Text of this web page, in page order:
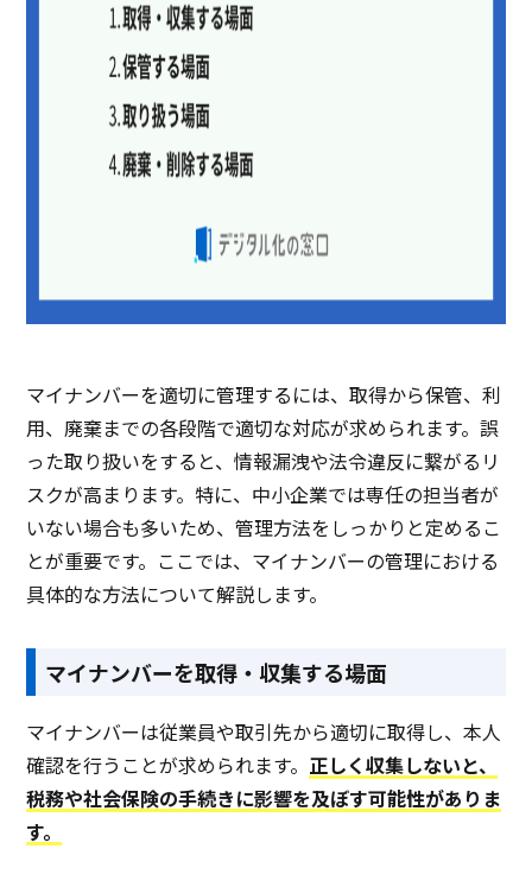
マイナンバーを適切に管理するには、取得から保管、利
用、廃棄までの各段階で適切な対応が求められます。誤
った取り扱いをすると、情報漏洩や法令違反に繋がるリ
スクが高まります。特に、中小企業では専任の担当者が
いない場合も多いため、管理方法をしっかりと定めるこ
とが重要です。ここでは、マイナンバーの管理における
具体的な方法について解説します。
マイナンバーを取得・収集する場面
マイナンバーは従業員や取引先から適切に取得し、本人
確認を行うことが求められます。 正しく収集しないと、
税務や社会保険の手続きに影響を及ぼす可能性がありま
す。